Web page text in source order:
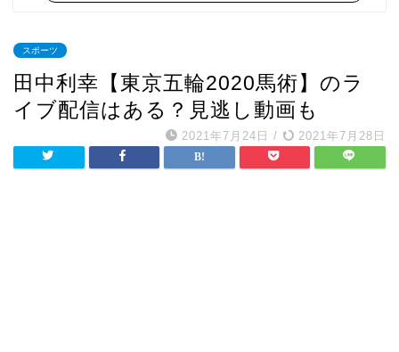
入
スポーツ
田中利幸【東京五輪2020馬術】のラ
イブ配信はある？見逃し動画も
2021年7月24日 / 2021年7月28日